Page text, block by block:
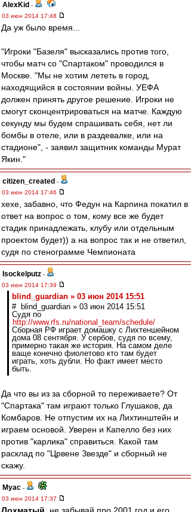
AlexKid -
03 июн 2014 17:48
Да уж было время...
"Игроки "Базеля" высказались против того,
чтобы матч со "Спартаком" проводился в
Москве. "Мы не хотим лететь в город,
находящийся в состоянии войны. УЕФА
должен принять другое решение. Игроки не
смогут сконцентрироваться на матче. Каждую
секунду мы будем спрашивать себя, нет ли
бомбы в отеле, или в раздевалке, или на
стадионе", - заявил защитник команды Мурат
Якин."
citizen_created -
03 июн 2014 17:46
хехе, забавно, что Федун на Карпина покатил в
ответ на вопрос о том, кому все же будет
стадик принадлежать, клубу или отдельным
проектом будет)) а на вопрос так и не ответил,
судя по стенограмме Чемпионата
Isockelputz -
03 июн 2014 17:39
blind_guardian » 03 июн 2014 15:51
# blind_guardian » 03 июн 2014 15:51
Судя по
http://www.rfs.ru/national_team/schedule/
Сборная РФ играет домашку с Лихтеншейном
дома 08 сентября. У сербов, судя по всему,
примерно такая же история. На самом деле
ваще конечно фиолетово кто там будет
играть, хоть дубли. Но факт имеет место
быть.
Да что вы из за сборной то переживаете? От
"Спартака" там играют только Глушаков, да
Комбаров. Не отпустим их на Лихтинштейн и
играем основой. Уверен и Капелло без них
против "карлика" справиться. Какой там
расклад по "Црвене Звезде" и сборный не
скажу.
Myac -
03 июн 2014 17:37